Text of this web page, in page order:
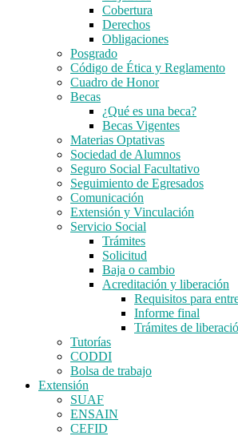
Cobertura
Derechos
Obligaciones
Posgrado
Código de Ética y Reglamento
Cuadro de Honor
Becas
¿Qué es una beca?
Becas Vigentes
Materias Optativas
Sociedad de Alumnos
Seguro Social Facultativo
Seguimiento de Egresados
Comunicación
Extensión y Vinculación
Servicio Social
Trámites
Solicitud
Baja o cambio
Acreditación y liberación
Requisitos para
Informe final
Trámites de
Tutorías
CODDI
Bolsa de trabajo
Extensión
SUAF
ENSAIN
CEFID